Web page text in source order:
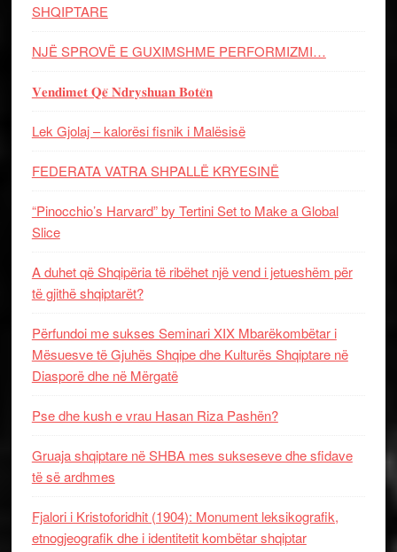
SHQIPTARE
NJË SPROVË E GUXIMSHME PERFORMIZMI…
𝐕𝐞𝐧𝐝𝐢𝐦𝐞𝐭 𝐐𝐞̈ 𝐍𝐝𝐫𝐲𝐬𝐡𝐮𝐚𝐧 𝐁𝐨𝐭𝐞̈𝐧
Lek Gjolaj – kalorësi fisnik i Malësisë
FEDERATA VATRA SHPALLË KRYESINË
“Pinocchio’s Harvard” by Tertini Set to Make a Global
Slice
A duhet që Shqipëria të ribëhet një vend i jetueshëm për
të gjithë shqiptarët?
Përfundoi me sukses Seminari XIX Mbarëkombëtar i
Mësuesve të Gjuhës Shqipe dhe Kulturës Shqiptare në
Diasporë dhe në Mërgatë
Pse dhe kush e vrau Hasan Riza Pashën?
Gruaja shqiptare në SHBA mes sukseseve dhe sfidave
të së ardhmes
Fjalori i Kristoforidhit (1904): Monument leksikografik,
etnogjeografik dhe i identitetit kombëtar shqiptar